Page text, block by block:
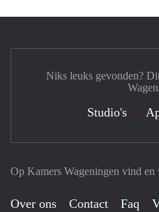
Op Kamers Wageningen vind
Over ons Contact Faq
Niks leuks gevonden?
Studio's